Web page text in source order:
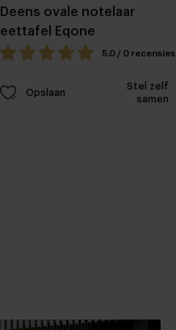
Deens ovale notelaar
eettafel Eqone
5.0 / 0 recensies
Opslaan
Stel zelf
samen